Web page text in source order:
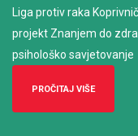
Liga protiv raka
projekt Znanjem do
psihološko savjetovanje
PROČITAJ VIŠE